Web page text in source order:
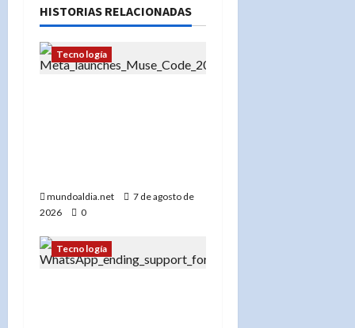
HISTORIAS RELACIONADAS
Tecnología
mundoaldia.net
7 de agosto de
2026
0
Tecnología